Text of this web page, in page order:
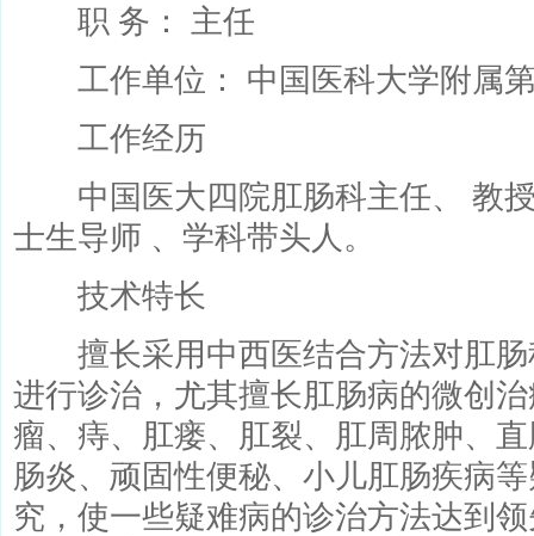
职 务： 主任
工作单位： 中国医科大学附属
工作经历
中国医大四院肛肠科主任、 教授
士生导师 、学科带头人。
技术特长
擅长采用中西医结合方法对肛肠
进行诊治，尤其擅长肛肠病的微创
瘤、痔、肛瘘、肛裂、肛周脓肿、
肠炎、顽固性便秘、小儿肛肠疾病
究，使一些疑难病的诊治方法达到